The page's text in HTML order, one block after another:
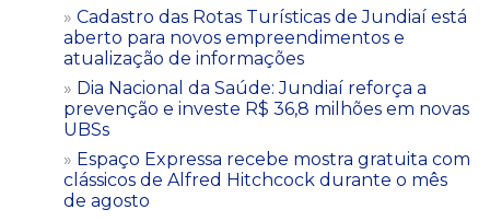
Cadastro das Rotas Turísticas de Jundiaí está
aberto para novos empreendimentos e
atualização de informações
Dia Nacional da Saúde: Jundiaí reforça a
prevenção e investe R$ 36,8 milhões em novas
UBSs
Espaço Expressa recebe mostra gratuita com
clássicos de Alfred Hitchcock durante o mês
de agosto